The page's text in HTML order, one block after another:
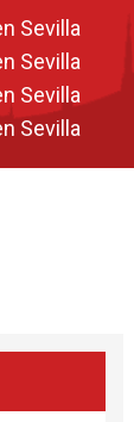
Sevilla
Sevilla
Sevilla
Sevilla